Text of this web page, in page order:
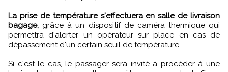
La prise de température s'effectuera en salle de livraison
bagage, grâce à un dispositif de caméra thermique qui
permettra d'alerter un opérateur sur place en cas de
dépassement d'un certain seuil de température.
Si c'est le cas, le passager sera invité à procéder à une